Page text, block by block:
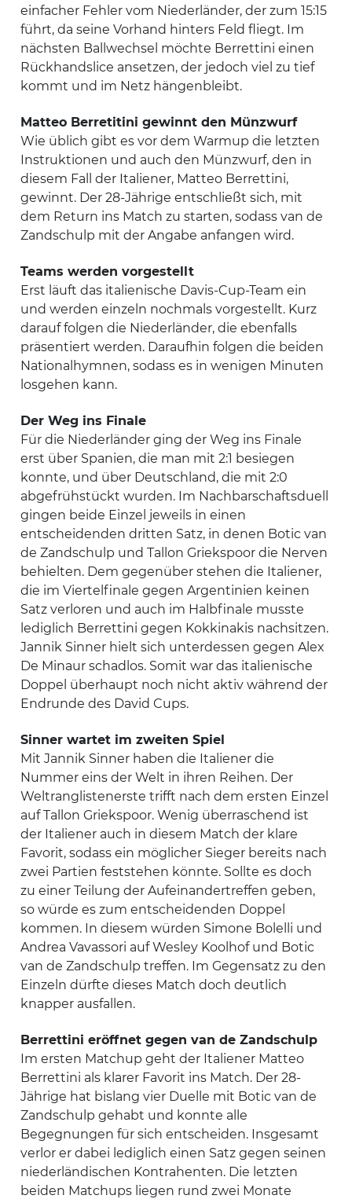
einfacher Fehler vom Niederländer, der zum 15:15
führt, da seine Vorhand hinters Feld fliegt. Im
nächsten Ballwechsel möchte Berrettini einen
Rückhandslice ansetzen, der jedoch viel zu tief
kommt und im Netz hängenbleibt.
Matteo Berretitini gewinnt den Münzwurf
Wie üblich gibt es vor dem Warmup die letzten
Instruktionen und auch den Münzwurf, den in
diesem Fall der Italiener, Matteo Berrettini,
gewinnt. Der 28-Jährige entschließt sich, mit
dem Return ins Match zu starten, sodass van de
Zandschulp mit der Angabe anfangen wird.
Teams werden vorgestellt
Erst läuft das italienische Davis-Cup-Team ein
und werden einzeln nochmals vorgestellt. Kurz
darauf folgen die Niederländer, die ebenfalls
präsentiert werden. Daraufhin folgen die beiden
Nationalhymnen, sodass es in wenigen Minuten
losgehen kann.
Der Weg ins Finale
Für die Niederländer ging der Weg ins Finale
erst über Spanien, die man mit 2:1 besiegen
konnte, und über Deutschland, die mit 2:0
abgefrühstückt wurden. Im Nachbarschaftsduell
gingen beide Einzel jeweils in einen
entscheidenden dritten Satz, in denen Botic van
de Zandschulp und Tallon Griekspoor die Nerven
behielten. Dem gegenüber stehen die Italiener,
die im Viertelfinale gegen Argentinien keinen
Satz verloren und auch im Halbfinale musste
lediglich Berrettini gegen Kokkinakis nachsitzen.
Jannik Sinner hielt sich unterdessen gegen Alex
De Minaur schadlos. Somit war das italienische
Doppel überhaupt noch nicht aktiv während der
Endrunde des David Cups.
Sinner wartet im zweiten Spiel
Mit Jannik Sinner haben die Italiener die
Nummer eins der Welt in ihren Reihen. Der
Weltranglistenerste trifft nach dem ersten Einzel
auf Tallon Griekspoor. Wenig überraschend ist
der Italiener auch in diesem Match der klare
Favorit, sodass ein möglicher Sieger bereits nach
zwei Partien feststehen könnte. Sollte es doch
zu einer Teilung der Aufeinandertreffen geben,
so würde es zum entscheidenden Doppel
kommen. In diesem würden Simone Bolelli und
Andrea Vavassori auf Wesley Koolhof und Botic
van de Zandschulp treffen. Im Gegensatz zu den
Einzeln dürfte dieses Match doch deutlich
knapper ausfallen.
Berrettini eröffnet gegen van de Zandschulp
Im ersten Matchup geht der Italiener Matteo
Berrettini als klarer Favorit ins Match. Der 28-
Jährige hat bislang vier Duelle mit Botic van de
Zandschulp gehabt und konnte alle
Begegnungen für sich entscheiden. Insgesamt
verlor er dabei lediglich einen Satz gegen seinen
niederländischen Kontrahenten. Die letzten
beiden Matchups liegen rund zwei Monate